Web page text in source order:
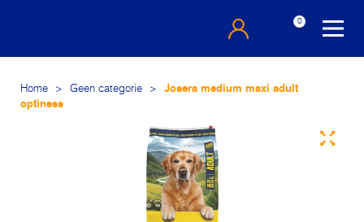
0
Home > Geen categorie >
Josera medium maxi adult
optiness